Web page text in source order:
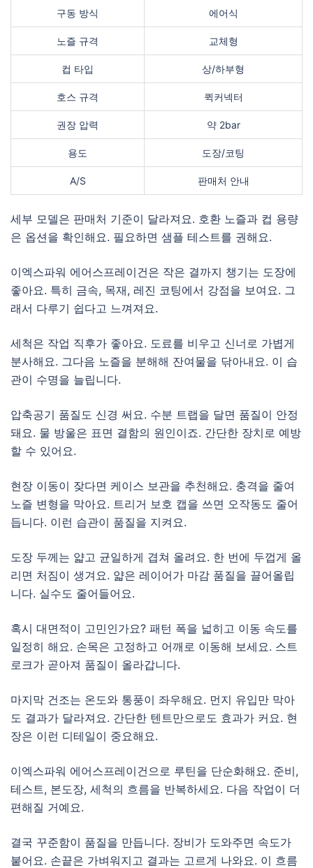
구동 방식 에어식
노즐 규격 교체형
컵 타입 상/하부형
호스 규격 퀵커넥터
권장 압력 약 2bar
용도 도장/코팅
A/S 판매처 안내
세부 모델은 판매처 기준이 달라져요. 호환 노즐과 컵 용량
은 옵션을 확인해요. 필요하면 샘플 테스트를 권해요.
이엑스파워 에어스프레이건은 작은 결까지 챙기는 도장에
좋아요. 특히 금속, 목재, 레진 코팅에서 강점을 보여요. 그
래서 다루기 쉽다고 느껴져요.
세척은 작업 직후가 좋아요. 도료를 비우고 신너로 가볍게
분사해요. 그다음 노즐을 분해해 잔여물을 닦아내요. 이 습
관이 수명을 늘립니다.
압축공기 품질도 신경 써요. 수분 트랩을 달면 품질이 안정
돼요. 물 방울은 표면 결함의 원인이죠. 간단한 장치로 예방
할 수 있어요.
현장 이동이 잦다면 케이스 보관을 추천해요. 충격을 줄여
노즐 변형을 막아요. 트리거 보호 캡을 쓰면 오작동도 줄어
듭니다. 이런 습관이 품질을 지켜요.
도장 두께는 얇고 균일하게 겹쳐 올려요. 한 번에 두껍게 올
리면 처짐이 생겨요. 얇은 레이어가 마감 품질을 끌어올립
니다. 실수도 줄어들어요.
혹시 대면적이 고민인가요? 패턴 폭을 넓히고 이동 속도를
일정히 해요. 손목은 고정하고 어깨로 이동해 보세요. 스트
로크가 곧아져 품질이 올라갑니다.
마지막 건조는 온도와 통풍이 좌우해요. 먼지 유입만 막아
도 결과가 달라져요. 간단한 텐트만으로도 효과가 커요. 현
장은 이런 디테일이 중요해요.
이엑스파워 에어스프레이건으로 루틴을 단순화해요. 준비,
테스트, 본도장, 세척의 흐름을 반복하세요. 다음 작업이 더
편해질 거예요.
결국 꾸준함이 품질을 만듭니다. 장비가 도와주면 속도가
붙어요. 손끝은 가벼워지고 결과는 고르게 나와요. 이 흐름